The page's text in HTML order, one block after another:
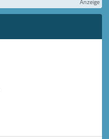
Anzeige